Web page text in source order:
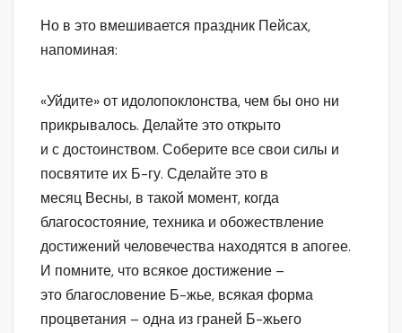
Но в это вмешивается праздник Пейсах,
напоминая:
«Уйдите» от идолопоклонства, чем бы оно ни
прикрывалось. Делайте это открыто
и с достоинством. Соберите все свои силы и
посвятите их Б-гу. Сделайте это в
месяц Весны, в такой момент, когда
благосостояние, техника и обожествление
достижений человечества находятся в апогее.
И помните, что всякое достижение –
это благословение Б-жье, всякая форма
процветания – одна из граней Б-жьего